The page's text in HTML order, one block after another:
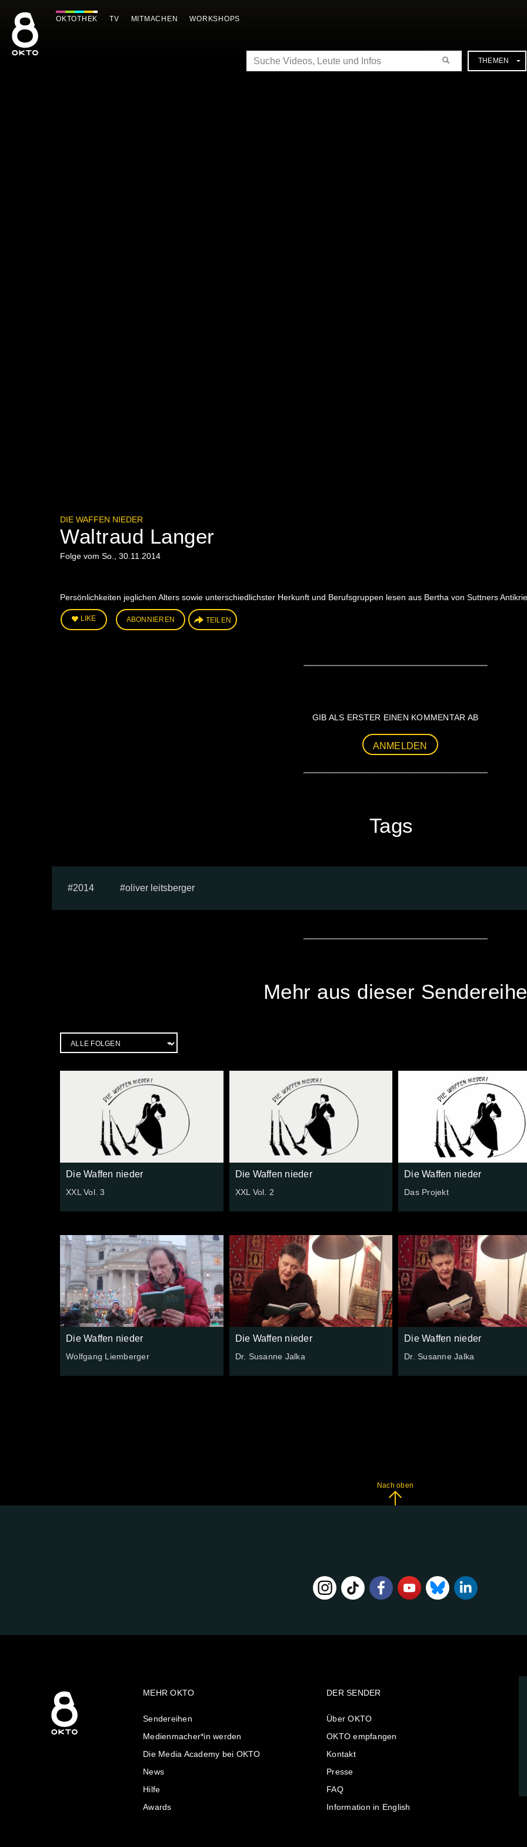
Inhalt
springen
OKTOTHEK TV MITMACHEN WORKSHOPS
SUCHE THEMEN
DIE WAFFEN NIEDER
Waltraud Langer
Folge vom So., 30.11.2014
Persönlichkeiten jeglichen Alters sowie unterschiedlichster Herkunft und Berufsgruppen lesen aus Bertha von Suttners
LIKE ABONNIEREN TEILEN
GIB ALS ERSTER EINEN KOMMENTAR AB
ANMELDEN
Tags
2014 oliver leitsberger
Mehr aus dieser Sendereihe
Die Waffen nieder
XXL Vol. 3
Die Waffen nieder
XXL Vol. 2
Die Waffen nieder
Das Projekt
Die Waffen nieder
Wolfgang Liemberger
Die Waffen nieder
Dr. Susanne Jalka
Die Waffen nieder
Dr. Susanne Jalka
Nach oben
MEHR OKTO
Sendereihen
Medienmacher*in werden
Die Media Academy bei OKTO
News
Hilfe
Awards
DER SENDER
Über OKTO
OKTO empfangen
Kontakt
Presse
FAQ
Information in English